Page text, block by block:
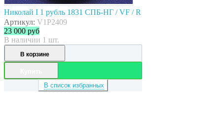
Николай I 1 рубль 1831 СПБ-НГ / VF / R
Артикул: V1P2409
23 000 руб
В наличии 1 шт.
В корзине
В список избранных